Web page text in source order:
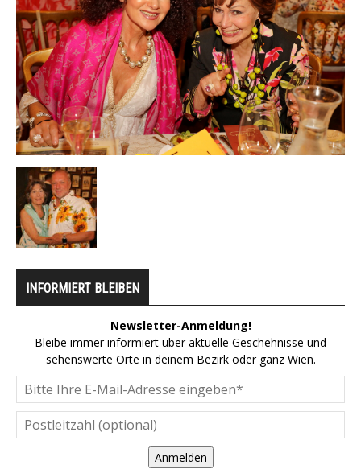
INFORMIERT BLEIBEN
Newsletter-Anmeldung!
Bleibe immer informiert über aktuelle Geschehnisse und
sehenswerte Orte in deinem Bezirk oder ganz Wien.
Anmelden